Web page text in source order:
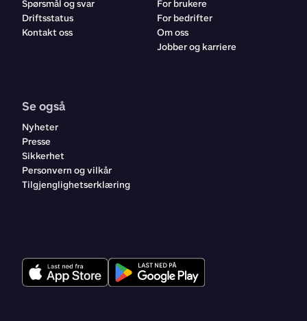
Spørsmål og svar
Driftsstatus
Kontakt oss
For brukere
For bedrifter
Om oss
Jobber og karriere
Se også
Nyheter
Presse
Sikkerhet
Personvern og vilkår
Tilgjenglighetserklæring